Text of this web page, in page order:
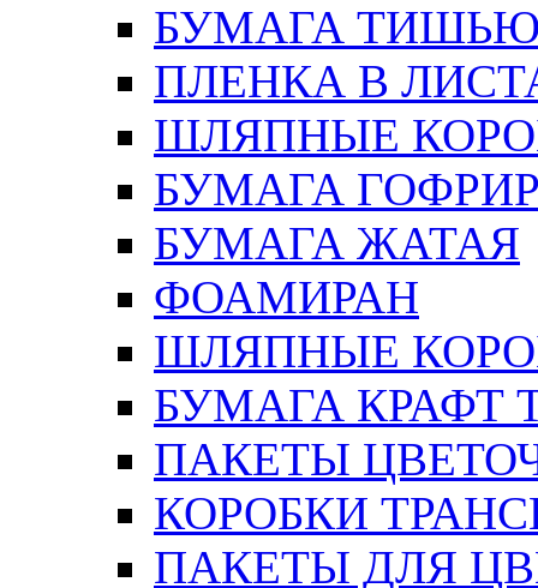
БУМАГА
ПЛЕНКА В
ШЛЯПНЫЕ
БУМАГА
БУМАГА ЖАТАЯ
ФОАМИРАН
ШЛЯПНЫЕ
БУМАГА КРАФТ
ПАКЕТЫ
КОРОБКИ
ПАКЕТЫ ДЛЯ